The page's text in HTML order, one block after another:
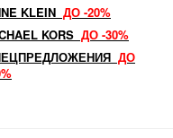
KLEIN ДО -20%
KORS ДО -30%
ДО